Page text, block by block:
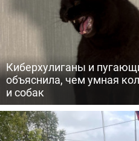
Киберхулиганы и
объяснила, чем умная
и собак